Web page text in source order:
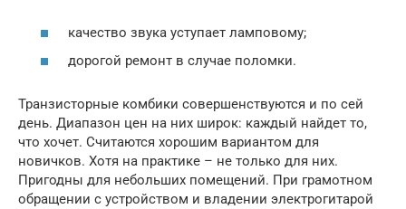
качество звука уступает ламповому;
дорогой ремонт в случае поломки.
Транзисторные комбики совершенствуются и по сей
день. Диапазон цен на них широк: каждый найдет то,
что хочет. Считаются хорошим вариантом для
новичков. Хотя на практике – не только для них.
Пригодны для небольших помещений. При грамотном
обращении с устройством и владении электрогитарой